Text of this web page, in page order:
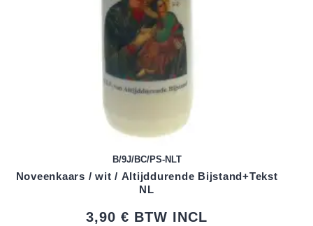
B/9J/BC/PS-NLT
Noveenkaars / wit / Altijddurende Bijstand+Tekst
NL
3,90 € BTW INCL